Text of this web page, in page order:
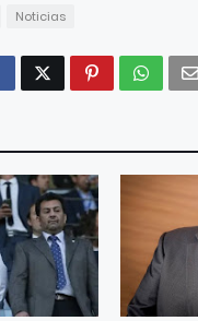
Noticias